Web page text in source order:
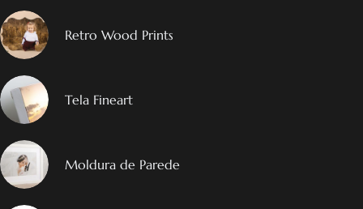
Retro Wood Prints
Tela Fineart
Moldura de Parede